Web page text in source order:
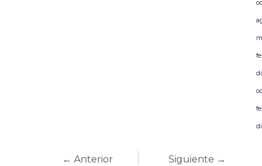
← Anterior Siguiente →